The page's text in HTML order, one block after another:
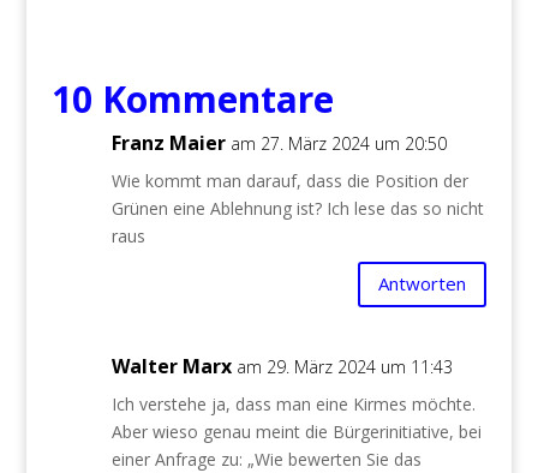
10 Kommentare
Franz Maier am 27. März 2024 um 20:50
Wie kommt man darauf, dass die Position der
Grünen eine Ablehnung ist? Ich lese das so nicht
raus
Antworten
Walter Marx am 29. März 2024 um 11:43
Ich verstehe ja, dass man eine Kirmes möchte.
Aber wieso genau meint die Bürgerinitiative, bei
einer Anfrage zu: „Wie bewerten Sie das